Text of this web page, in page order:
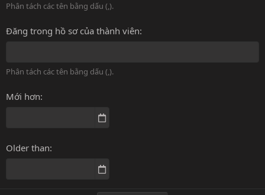
Phân tách các tên bằng dấu (,).
Đăng trong hồ sơ của thành viên
Phân tách các tên bằng dấu (,).
Mới hơn
Older than